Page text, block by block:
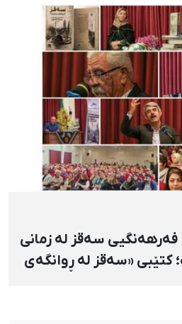
سەقز لە زمانی
کتێبی «سەقز لە ڕوانگەی